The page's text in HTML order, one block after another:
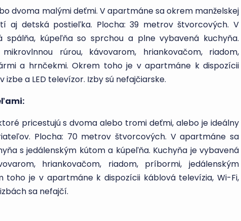
dvoma malými deťmi. V apartmáne sa okrem manželskej
aj detská postieľka. Plocha: 39 metrov štvorcových. V
kúpeľňa so sprchou a plne vybavená kuchyňa.
rúrou, kávovarom, hriankovačom, riadom,
a hrnčekmi. Okrem toho je v apartmáne k dispozícii
a LED televízor. Izby sú nefajčiarske.
pricestujú s dvoma alebo tromi deťmi, alebo je ideálny
Plocha: 70 metrov štvorcových. V apartmáne sa
s jedálenským kútom a kúpeľňa. Kuchyňa je vybavená
hriankovačom, riadom, príbormi, jedálenským
toho je v apartmáne k dispozícii káblová televízia, Wi-Fi,
sa nefajčí.